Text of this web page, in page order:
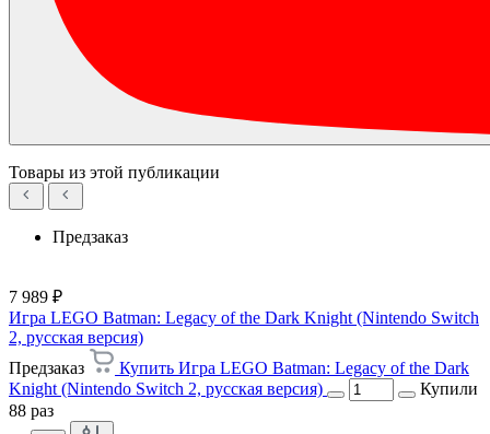
Товары из этой публикации
Предзаказ
7 989 ₽
Игра LEGO Batman: Legacy of the Dark Knight (Nintendo Switch
2, русская версия)
Предзаказ
Купить Игра LEGO Batman: Legacy of the Dark
Knight (Nintendo Switch 2, русская версия)
Купили
88 раз